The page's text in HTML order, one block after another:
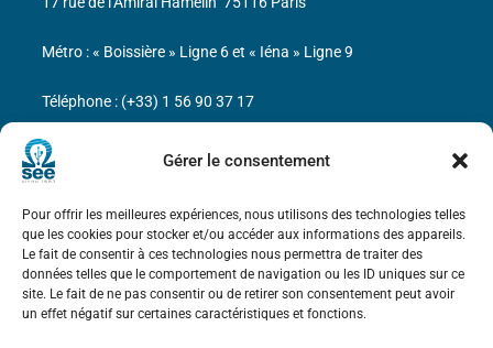
Gérer le consentement
Pour offrir les meilleures expériences, nous utilisons des technologies telles
que les cookies pour stocker et/ou accéder aux informations des appareils.
Le fait de consentir à ces technologies nous permettra de traiter des
données telles que le comportement de navigation ou les ID uniques sur ce
site. Le fait de ne pas consentir ou de retirer son consentement peut avoir
un effet négatif sur certaines caractéristiques et fonctions.
Bicentenaire des découvertes d’André-
Marie Ampère
Mentions légales
Métro : « Boissière » Ligne 6 et « Iéna » Ligne 9
Téléphone : (+33) 1 56 90 37 17
N° de SIREN : 785 393 232, Code APE : 9412Z TVA intra-
communautaire : FR44 785 393 232